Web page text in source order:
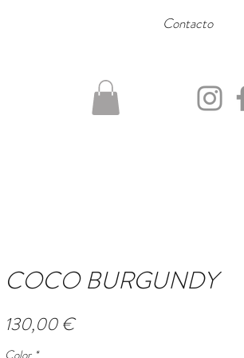
Contacto
COCO BURGUNDY
130,00 €Precio